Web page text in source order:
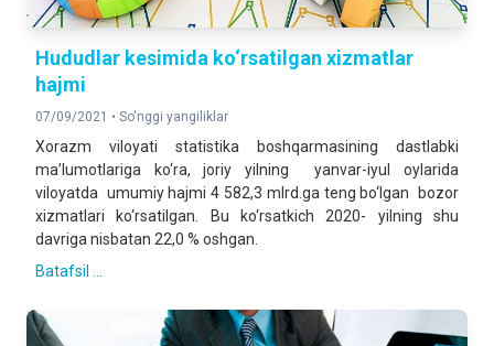
Hududlar kesimida ko‘rsatilgan xizmatlar
hajmi
07/09/2021 • So'nggi yangiliklar
Xorazm viloyati statistika boshqarmasining dastlabki
ma’lumotlariga ko‘ra, joriy yilning yanvar-iyul oylarida
viloyatda umumiy hajmi 4 582,3 mlrd.ga teng bo‘lgan bozor
xizmatlari ko‘rsatilgan. Bu ko‘rsatkich 2020- yilning shu
davriga nisbatan 22,0 % oshgan.
Batafsil ...